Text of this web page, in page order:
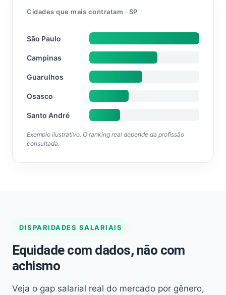
Cidades que mais contratam · SP
São Paulo
Campinas
Guarulhos
Osasco
Santo André
Exemplo ilustrativo. O ranking real depende da profissão
consultada.
DISPARIDADES SALARIAIS
Equidade com dados, não com
achismo
Veja o gap salarial real do mercado por gênero,